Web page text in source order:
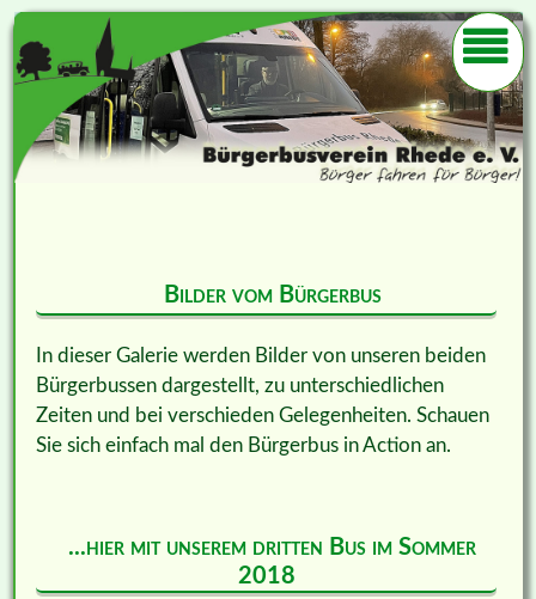
Bilder vom Bürgerbus
In dieser Galerie werden Bilder von unseren beiden
Bürgerbussen dargestellt, zu unterschiedlichen
Zeiten und bei verschieden Gelegenheiten. Schauen
Sie sich einfach mal den Bürgerbus in Action an.
...hier mit unserem dritten Bus im Sommer
2018